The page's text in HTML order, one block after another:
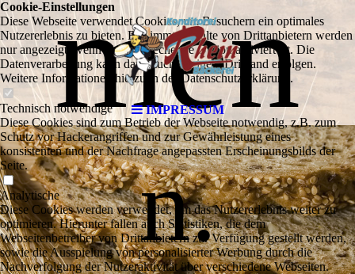
IMPRESSUM
men
n.
Cookie-Einstellungen
Diese Webseite verwendet Cookies, um Besuchern ein optimales
Nutzererlebnis zu bieten. Bestimmte Inhalte von Drittanbietern werden
nur angezeigt, wenn die entsprechende Option aktiviert ist. Die
Datenverarbeitung kann dann auch in einem Drittland erfolgen.
Weitere Informationen hierzu in der Datenschutzerklärung.
Technisch notwendige
Diese Cookies sind zum Betrieb der Webseite notwendig, z.B. zum
Schutz vor Hackerangriffen und zur Gewährleistung eines
konsistenten und der Nachfrage angepassten Erscheinungsbilds der
Seite.
Analytische
Diese Cookies werden verwendet, um das Nutzererlebnis weiter zu
optimieren. Hierunter fallen auch Statistiken, die dem
Webseitenbetreiber von Drittanbietern zur Verfügung gestellt werden,
sowie die Ausspielung von personalisierter Werbung durch die
Nachverfolgung der Nutzeraktivität über verschiedene Webseiten.